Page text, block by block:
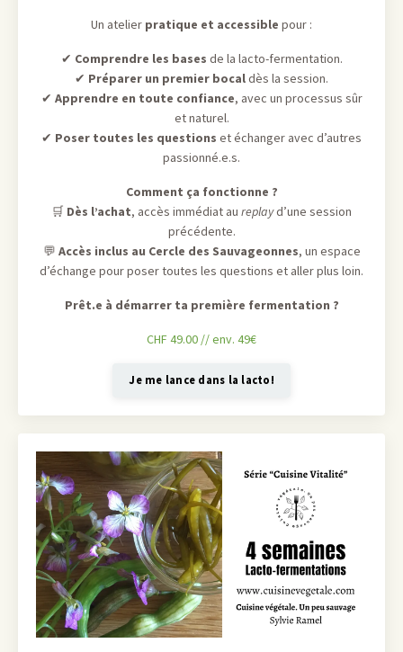
Un atelier pratique et accessible pour :
✔ Comprendre les bases de la lacto-fermentation.
✔ Préparer un premier bocaldès la session.
✔ Apprendre en toute confiance, avec un processus sûr
et naturel.
✔ Poser toutes les questions et échanger avec d’autres
passionné.e.s.
Comment ça fonctionne ?
🛒 Dès l’achat, accès immédiat au replayd’une session
précédente.
💬 Accès inclus au Cercle des Sauvageonnes, un espace
d’échange pour poser toutes les questions et aller plus loin.
Prêt.e à démarrer ta première fermentation ?
CHF 49.00 // env. 49€
Je me lance dans la lacto!